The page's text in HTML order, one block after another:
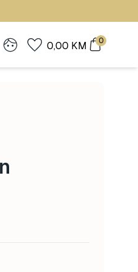
0,00 KM 0